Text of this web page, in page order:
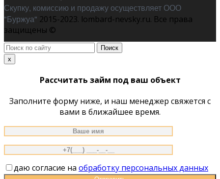
Скупку, комиссию и продажу осуществляет ООО
"Буржуа" 2015-2023. lombard-nevsky.ru. Все права
защищены ©
Поиск
по
x
Рассчитать займ под ваш объект
Заполните форму ниже, и наш менеджер свяжется с
вами в ближайшее время.
даю согласие на обработку персональных данных